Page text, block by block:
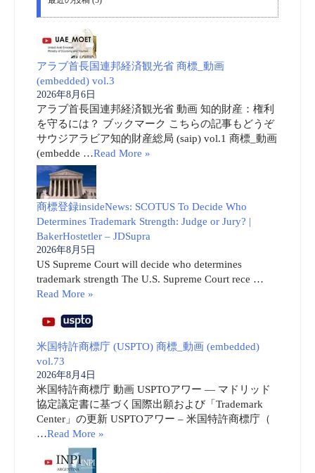
アラブ首長国連邦経済観光省 商標_動画
(embedded) vol.3
2026年8月6日
アラブ首長国連邦経済観光省 動画 知的財産：権利
を守るには？ ブックマーク こちらの記事もどうぞ
サウジアラビア知的財産総局 (saip) vol.1 商標_動画
(embedde …Read More »
商標登録insideNews: SCOTUS To Decide Who
Determines Trademark Strength: Judge or Jury? |
BakerHostetler – JDSupra
2026年8月5日
US Supreme Court will decide who determines
trademark strength The U.S. Supreme Court rece …
Read More »
米国特許商標庁 (USPTO) 商標_動画 (embedded)
vol.73
2026年8月4日
米国特許商標庁 動画 USPTOアワー ― マドリッド
協定議定書に基づく国際出願および「Trademark
Center」の更新 USPTOアワー – 米国特許商標庁（
…Read More »